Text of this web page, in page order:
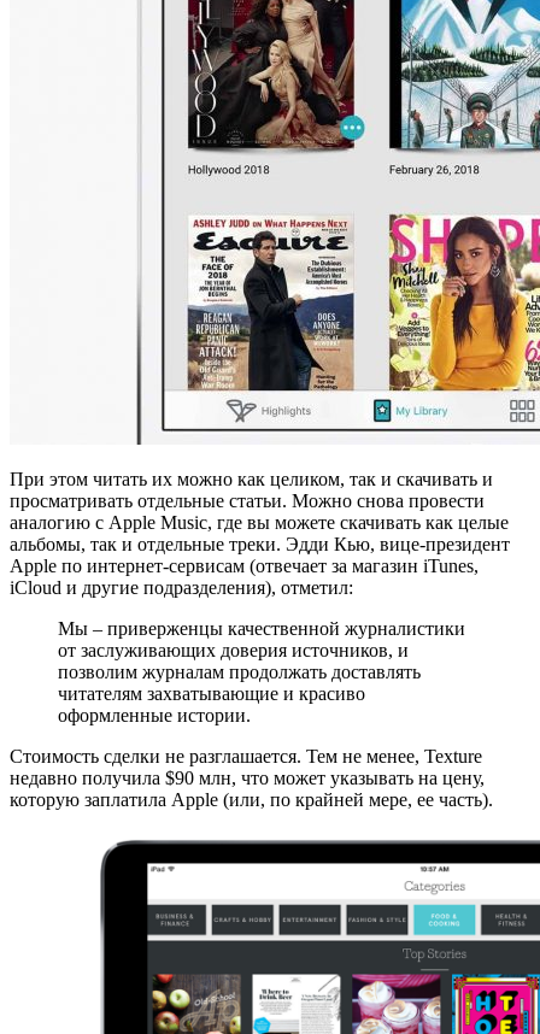
При этом читать их можно как целиком, так и скачивать и
просматривать отдельные статьи. Можно снова провести
аналогию с Apple Music, где вы можете скачивать как целые
альбомы, так и отдельные треки. Эдди Кью, вице-президент
Apple по интернет-сервисам (отвечает за магазин iTunes,
iCloud и другие подразделения), отметил:
Мы – приверженцы качественной журналистики
от заслуживающих доверия источников, и
позволим журналам продолжать доставлять
читателям захватывающие и красиво
оформленные истории.
Стоимость сделки не разглашается. Тем не менее, Texture
недавно получила $90 млн, что может указывать на цену,
которую заплатила Apple (или, по крайней мере, ее часть).